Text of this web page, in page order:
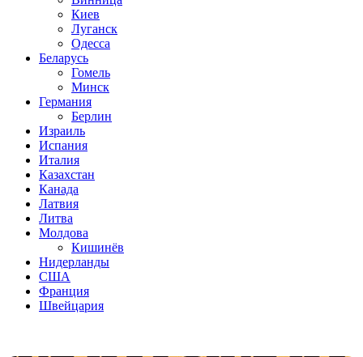
Киев
Луганск
Одесса
Беларусь
Гомель
Минск
Германия
Берлин
Израиль
Испания
Италия
Казахстан
Канада
Латвия
Литва
Молдова
Кишинёв
Нидерланды
США
Франция
Швейцария